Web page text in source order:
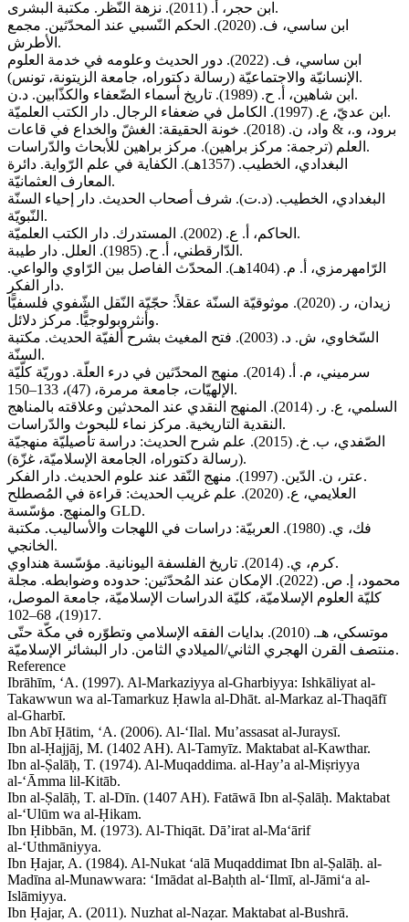
ابن حجر، أ. (2011). نزهة النّظر. مكتبة البشرى.
ابن ساسي، ف. (2020). الحكم النّسبي عند المحدّثين. مجمع
الأطرش.
ابن ساسي، ف. (2022). دور الحديث وعلومه في خدمة العلوم
الإنسانيّة والاجتماعيّة (رسالة دكتوراه، جامعة الزيتونة، تونس).
ابن شاهين، أ. ح. (1989). تاريخ أسماء الضّعفاء والكذّابين. د.ن.
ابن عديّ، ع. (1997). الكامل في ضعفاء الرجال. دار الكتب العلميّة.
برود، و.، & واد، ن. (2018). خونة الحقيقة: الغشّ والخداع في قاعات
العلم (ترجمة: مركز براهين). مركز براهين للأبحاث والدّراسات.
البغدادي، الخطيب. (1357هـ). الكفاية في علم الرّواية. دائرة
المعارف العثمانيّة.
البغدادي، الخطيب. (د.ت). شرف أصحاب الحديث. دار إحياء السنّة
النّبويّة.
الحاكم، أ. ع. (2002). المستدرك. دار الكتب العلميّة.
الدّارقطني، أ. ح. (1985). العلل. دار طيبة.
الرّامهرمزي، أ. م. (1404هـ). المحدّث الفاصل بين الرّاوي والواعي.
دار الفكر.
زيدان، ر. (2020). موثوقيّة السنّة عقلاً: حجّيّة النّقل الشّفوي فلسفيًّا
وأنثروبولوجيًّا. مركز دلائل.
السّخاوي، ش. د. (2003). فتح المغيث بشرح ألفيّة الحديث. مكتبة
السنّة.
سرميني، م. أ. (2014). منهج المحدّثين في درء العلّة. دوريّة كلّيّة
الإلهيّات، جامعة مرمرة، (47)، 133–150.
السلمي، ع. ر. (2014). المنهج النقدي عند المحدثين وعلاقته بالمناهج
النقدية التاريخية. مركز نماء للبحوث والدّراسات.
الصّفدي، ب. خ. (2015). علم شرح الحديث: دراسة تأصيليّة منهجيّة
(رسالة دكتوراه، الجامعة الإسلاميّة، غزّة).
عتر، ن. الدّين. (1997). منهج النّقد عند علوم الحديث. دار الفكر.
العلايمي، ع. (2020). علم غريب الحديث: قراءة في المُصطلح
والمنهج. مؤسّسة GLD.
فك، ي. (1980). العربيّة: دراسات في اللهجات والأساليب. مكتبة
الخانجي.
كرم، ي. (2014). تاريخ الفلسفة اليونانية. مؤسّسة هنداوي.
محمود، إ. ص. (2022). الإمكان عند المُحدّثين: حدوده وضوابطه. مجلة
كليّة العلوم الإسلاميّة، كليّة الدراسات الإسلاميّة، جامعة الموصل،
17(19)، 68–102.
موتسكي، هـ. (2010). بدايات الفقه الإسلامي وتطوّره في مكّة حتّى
منتصف القرن الهجري الثاني/الميلادي الثامن. دار البشائر الإسلاميّة.
Reference
Ibrāhīm, ‘A. (1997). Al-Markaziyya al-Gharbiyya: Ishkāliyat al-
Takawwun wa al-Tamarkuz Ḥawla al-Dhāt. al-Markaz al-Thaqāfī
al-Gharbī.
Ibn Abī Ḥātim, ‘A. (2006). Al-‘Ilal. Mu’assasat al-Juraysī.
Ibn al-Ḥajjāj, M. (1402 AH). Al-Tamyīz. Maktabat al-Kawthar.
Ibn al-Ṣalāḥ, T. (1974). Al-Muqaddima. al-Hay’a al-Miṣriyya
al-‘Āmma lil-Kitāb.
Ibn al-Ṣalāḥ, T. al-Dīn. (1407 AH). Fatāwā Ibn al-Ṣalāḥ. Maktabat
al-‘Ulūm wa al-Ḥikam.
Ibn Ḥibbān, M. (1973). Al-Thiqāt. Dā’irat al-Ma‘ārif
al-‘Uthmāniyya.
Ibn Ḥajar, A. (1984). Al-Nukat ‘alā Muqaddimat Ibn al-Ṣalāḥ. al-
Madīna al-Munawwara: ‘Imādat al-Baḥth al-‘Ilmī, al-Jāmi‘a al-
Islāmiyya.
Ibn Ḥajar, A. (2011). Nuzhat al-Naẓar. Maktabat al-Bushrā.